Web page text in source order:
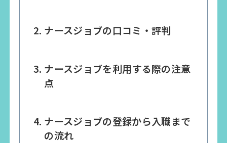
ナースジョブの口コミ・評判
ナースジョブを利用する際の注意
点
ナースジョブの登録から入職まで
の流れ